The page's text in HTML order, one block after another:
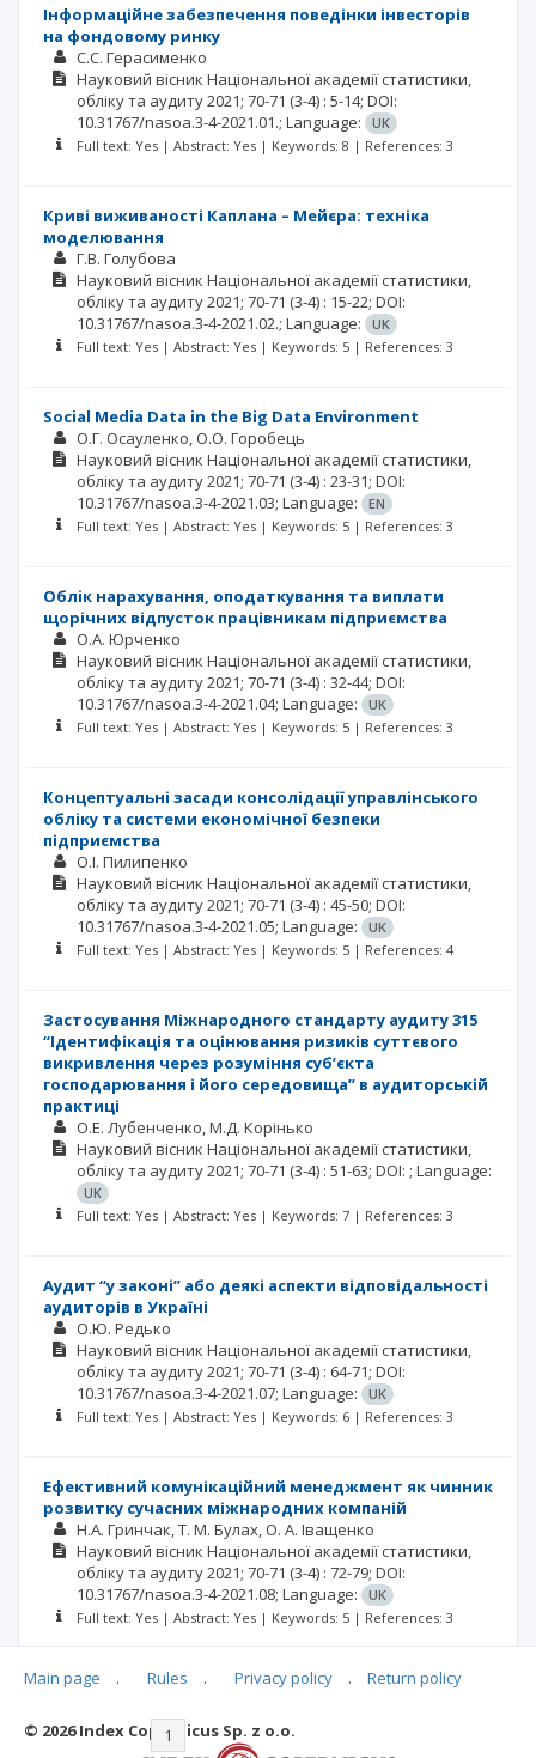
Інформаційне забезпечення поведінки інвесторів
на фондовому ринку
С.С. Герасименко
Науковий вісник Національної академії статистики,
обліку та аудиту2021; 70-71 (3-4) : 5-14; DOI:
10.31767/nasoa.3-4-2021.01.; Language:
UK
Full text: Yes | Abstract: Yes | Keywords: 8 | References: 3
Криві виживаності Каплана – Мейєра: техніка
моделювання
Г.В. Голубова
Науковий вісник Національної академії статистики,
обліку та аудиту2021; 70-71 (3-4) : 15-22; DOI:
10.31767/nasoa.3-4-2021.02.; Language:
UK
Full text: Yes | Abstract: Yes | Keywords: 5 | References: 3
Social Media Data in the Big Data Environment
О.Г. Осауленко О.О. Горобець
Науковий вісник Національної академії статистики,
обліку та аудиту2021; 70-71 (3-4) : 23-31; DOI:
10.31767/nasoa.3-4-2021.03; Language:
EN
Full text: Yes | Abstract: Yes | Keywords: 5 | References: 3
Облік нарахування, оподаткування та виплати
щорічних відпусток працівникам підприємства
О.А. Юрченко
Науковий вісник Національної академії статистики,
обліку та аудиту2021; 70-71 (3-4) : 32-44; DOI:
10.31767/nasoa.3-4-2021.04; Language:
UK
Full text: Yes | Abstract: Yes | Keywords: 5 | References: 3
Концептуальні засади консолідації управлінського
обліку та системи економічної безпеки
підприємства
О.І. Пилипенко
Науковий вісник Національної академії статистики,
обліку та аудиту2021; 70-71 (3-4) : 45-50; DOI:
10.31767/nasoa.3-4-2021.05; Language:
UK
Full text: Yes | Abstract: Yes | Keywords: 5 | References: 4
Застосування Міжнародного стандарту аудиту 315
“Ідентифікація та оцінювання ризиків суттєвого
викривлення через розуміння суб’єкта
господарювання і його середовища” в аудиторській
практиці
О.Е. Лубенченко М.Д. Корінько
Науковий вісник Національної академії статистики,
обліку та аудиту2021; 70-71 (3-4) : 51-63; DOI: ; Language:
UK
Full text: Yes | Abstract: Yes | Keywords: 7 | References: 3
Аудит “у законі” або деякі аспекти відповідальності
аудиторів в Україні
О.Ю. Редько
Науковий вісник Національної академії статистики,
обліку та аудиту2021; 70-71 (3-4) : 64-71; DOI:
10.31767/nasoa.3-4-2021.07; Language:
UK
Full text: Yes | Abstract: Yes | Keywords: 6 | References: 3
Ефективний комунікаційний менеджмент як чинник
розвитку сучасних міжнародних компаній
Н.А. Гринчак Т. М. Булах О. А. Іващенко
Науковий вісник Національної академії статистики,
обліку та аудиту2021; 70-71 (3-4) : 72-79; DOI:
10.31767/nasoa.3-4-2021.08; Language:
UK
Full text: Yes | Abstract: Yes | Keywords: 5 | References: 3
|< << 1 2 3 4
Main page . Rules . Privacy policy . Return policy
© 2026 Index Copernicus Sp. z o.o.